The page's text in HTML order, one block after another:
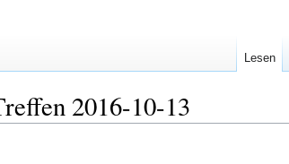
2016-10-13
Lesen